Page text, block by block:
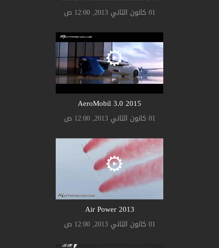
01 كانون الثاني 2013, 12:00 ص
AeroMobil 3.0 2015
01 كانون الثاني 2013, 12:00 ص
Air Power 2013
01 كانون الثاني 2013, 12:00 ص